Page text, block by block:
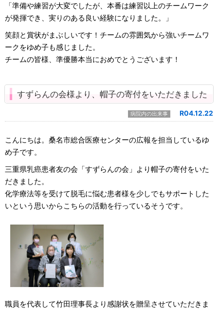
「準備や練習が大変でしたが、本番は練習以上のチームワーク
が発揮でき、実りのある良い経験になりました。」
笑顔と賞状がまぶしいです！チームの雰囲気から強いチームワ
ークをゆめ子も感じました。
チームの皆様、準優勝本当におめでとうございます！
すずらんの会様より、帽子の寄付をいただきました
病院内の出来事 R04.12.22
こんにちは。桑名市総合医療センターの広報を担当しているゆ
め子です。
三重県乳癌患者友の会「すずらんの会」より帽子の寄付をいた
だきました。
化学療法等を受けて脱毛に悩む患者様を少しでもサポートした
いという思いからこちらの活動を行っているそうです。
職員を代表して竹田理事長より感謝状を贈呈させていただきま